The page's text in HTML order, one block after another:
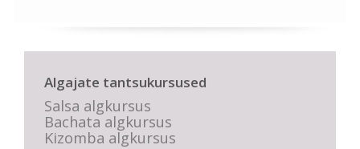
Algajate tantsukursused
Salsa algkursus
Bachata algkursus
Kizomba algkursus